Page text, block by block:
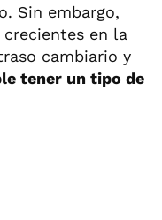
Sin embargo,
en la
cambiario y
tener un tipo de